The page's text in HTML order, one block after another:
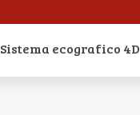
Sistema ecografico 4D